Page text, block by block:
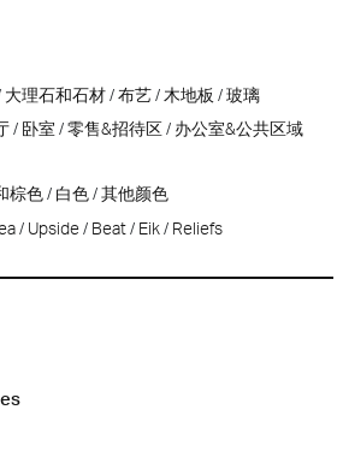
大理石和石材 布艺 木地板
玻璃
卧室 零售&招待区
办公室&公共区域
棕色 白色 其他颜色
Upside Beat Eik Reliefs